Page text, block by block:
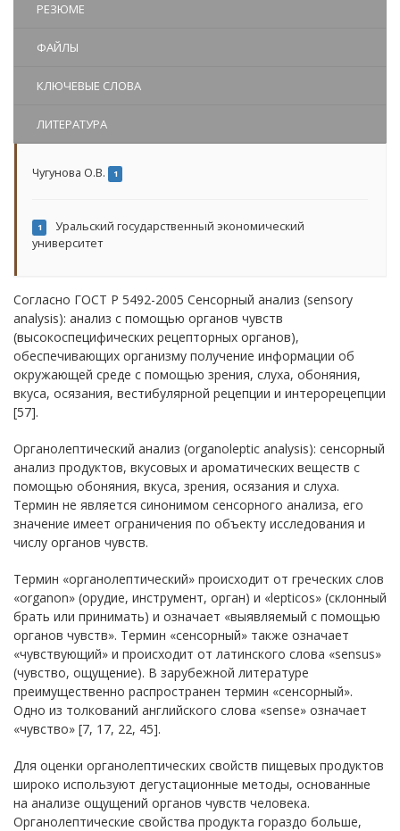
РЕЗЮМЕ
ФАЙЛЫ
КЛЮЧЕВЫЕ СЛОВА
ЛИТЕРАТУРА
Чугунова О.В. 1
1
Уральский государственный экономический
университет
Согласно ГОСТ Р 5492-2005 Сенсорный анализ (sensory
analysis): анализ с помощью органов чувств
(высокоспецифических рецепторных органов),
обеспечивающих организму получение информации об
окружающей среде с помощью зрения, слуха, обоняния,
вкуса, осязания, вестибулярной рецепции и интерорецепции
[57].
Органолептический анализ (organoleptic analysis): сенсорный
анализ продуктов, вкусовых и ароматических веществ с
помощью обоняния, вкуса, зрения, осязания и слуха.
Термин не является синонимом сенсорного анализа, его
значение имеет ограничения по объекту исследования и
числу органов чувств.
Термин «органолептический» происходит от греческих слов
«organon» (орудие, инструмент, орган) и «lepticos» (склонный
брать или принимать) и означает «выявляемый с помощью
органов чувств». Термин «сенсорный» также означает
«чувствующий» и происходит от латинского слова «sensus»
(чувство, ощущение). В зарубежной литературе
преимущественно распространен термин «сенсорный».
Одно из толкований английского слова «sense» означает
«чувство» [7, 17, 22, 45].
Для оценки органолептических свойств пищевых продуктов
широко используют дегустационные методы, основанные
на анализе ощущений органов чувств человека.
Органолептические свойства продукта гораздо больше,